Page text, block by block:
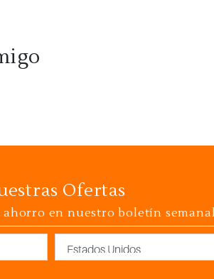
Ofertas
ahorro en nuestro boletín